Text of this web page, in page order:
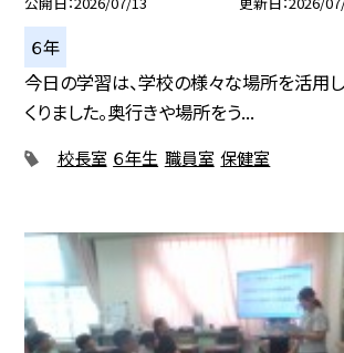
６年
今日の学習は、学校の様々な場所を活用
くりました。奥行きや場所をう...
校長室 ６年生 職員室 保健室